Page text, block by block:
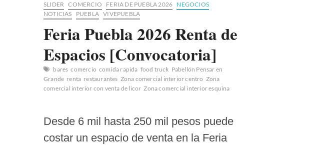
SLIDER COMERCIO FERIA DE PUEBLA 2026 NEGOCIOS
NOTICIAS
PUEBLA VIVEPUEBLA
Feria Puebla 2026 Renta de
Espacios [Convocatoria]
bares comercio comida rapida food truck Pabellón Pensar en
Grande renta restaurantes Zona comercial interior centro Zona
comercial interior con venta de licor Zona comercial interior esquina
Desde 6 mil hasta 250 mil pesos puede
costar un espacio de venta en la Feria